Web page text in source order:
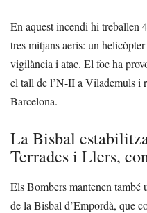
En aquest incendi hi treballen
tres mitjans aeris: un
vigilància i atac. El foc ha
el tall de l’N-II a Vilademuls i
Barcelona.
La Bisbal
Terrades i Llers,
Els Bombers mantenen
de la Bisbal d’Empordà, que